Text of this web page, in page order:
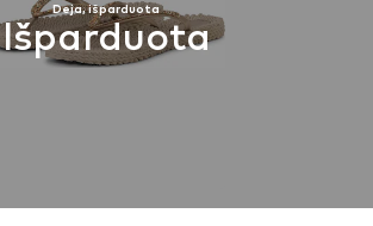
Deja, išparduota
Išparduota